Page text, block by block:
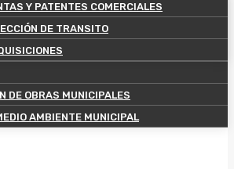
Y PATENTES COMERCIALES
DE TRANSITO
DE OBRAS MUNICIPALES
AMBIENTE MUNICIPAL